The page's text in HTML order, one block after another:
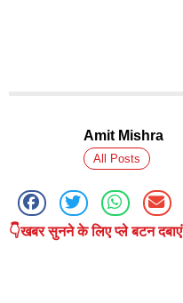
Amit Mishra
All Posts
👇खबर सुनने के लिए प्ले बटन दबाएं